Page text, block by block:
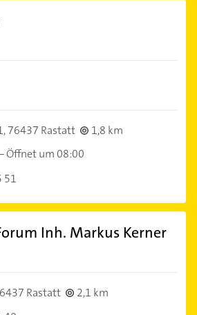
76437 Rastatt
1,8 km
Öffnet um 08:00
51
Inh. Markus Kerner
Rastatt
2,1 km